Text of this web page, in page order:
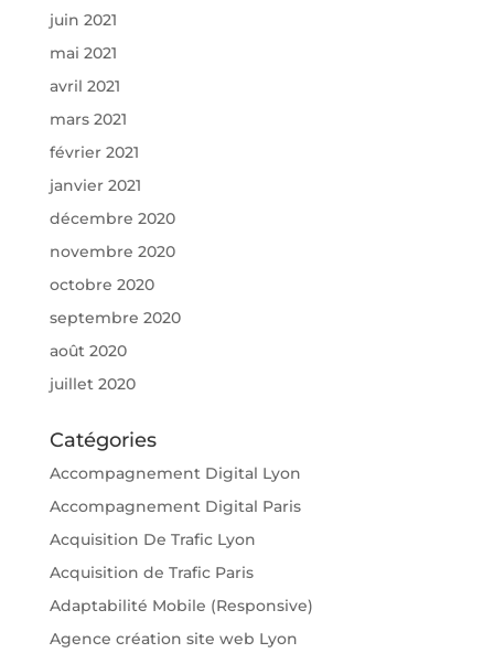
juin 2021
mai 2021
avril 2021
mars 2021
février 2021
janvier 2021
décembre 2020
novembre 2020
octobre 2020
septembre 2020
août 2020
juillet 2020
Catégories
Accompagnement Digital Lyon
Accompagnement Digital Paris
Acquisition De Trafic Lyon
Acquisition de Trafic Paris
Adaptabilité Mobile (Responsive)
Agence création site web Lyon